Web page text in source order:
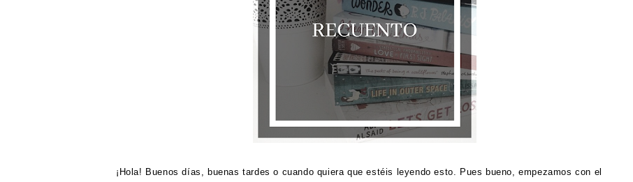
¡Hola! Buenos días, buenas tardes o cuando quiera que estéis leyendo esto. Pues bueno, empezamos con el